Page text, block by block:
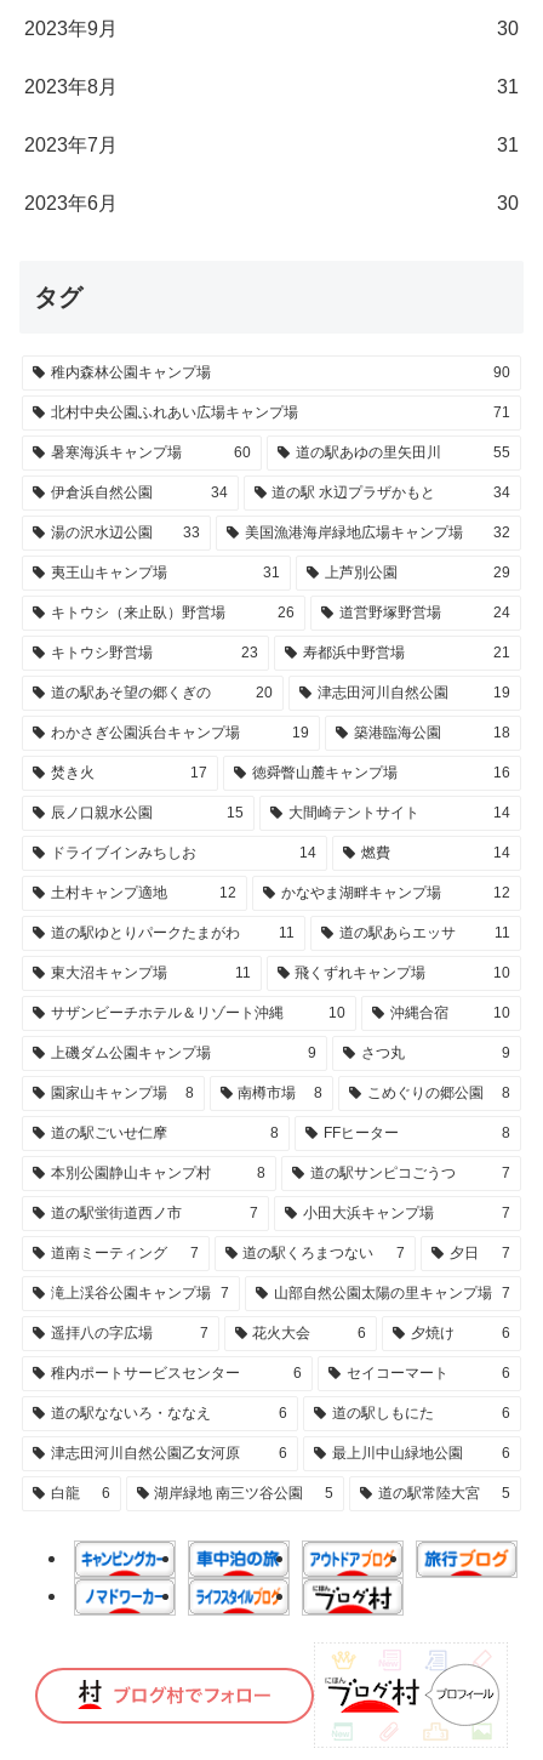
2023年9月 30
2023年8月 31
2023年7月 31
2023年6月 30
タグ
稚内森林公園キャンプ場 90
北村中央公園ふれあい広場キャンプ場 71
暑寒海浜キャンプ場 60 道の駅あゆの里矢田川 55
伊倉浜自然公園 34 道の駅 水辺プラザかもと 34
湯の沢水辺公園 33 美国漁港海岸緑地広場キャンプ場 32
夷王山キャンプ場 31 上芦別公園 29
キトウシ（来止臥）野営場 26 道営野塚野営場 24
キトウシ野営場 23 寿都浜中野営場 21
道の駅あそ望の郷くぎの 20 津志田河川自然公園 19
わかさぎ公園浜台キャンプ場 19 築港臨海公園 18
焚き火 17 徳舜瞥山麓キャンプ場 16
辰ノ口親水公園 15 大間崎テントサイト 14
ドライブインみちしお 14 燃費 14
土村キャンプ適地 12 かなやま湖畔キャンプ場 12
道の駅ゆとりパークたまがわ 11 道の駅あらエッサ 11
東大沼キャンプ場 11 飛くずれキャンプ場 10
サザンビーチホテル＆リゾート沖縄 10 沖縄合宿 10
上磯ダム公園キャンプ場 9 さつ丸 9
園家山キャンプ場 8 南樽市場 8 こめぐりの郷公園 8
道の駅ごいせ仁摩 8 FFヒーター 8
本別公園静山キャンプ村 8 道の駅サンピコごうつ 7
道の駅蛍街道西ノ市 7 小田大浜キャンプ場 7
道南ミーティング 7 道の駅くろまつない 7 夕日 7
滝上渓谷公園キャンプ場 7 山部自然公園太陽の里キャンプ場 7
遥拝八の字広場 7 花火大会 6 夕焼け 6
稚内ポートサービスセンター 6 セイコーマート 6
道の駅なないろ・ななえ 6 道の駅しもにた 6
津志田河川自然公園乙女河原 6 最上川中山緑地公園 6
白龍 6 湖岸緑地 南三ツ谷公園 5 道の駅常陸大宮 5